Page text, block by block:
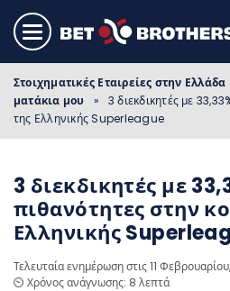
Στοιχηματικές Εταιρείες στην Ελλάδα
ματάκια μου
»
3 διεκδικητές με
της Ελληνικής Superleague
3 διεκδικητές με
πιθανότητες στην
Ελληνικής
Τελευταία ενημέρωση στις 11
⏲️ Χρόνος ανάγνωσης: 8 λεπτά